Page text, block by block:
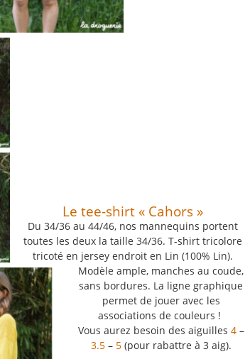
Le tee-shirt « Cahors »
Du 34/36 au 44/46, nos mannequins portent
toutes les deux la taille 34/36. T-shirt tricolore
tricoté en jersey endroit en Lin (100% Lin).
Modèle ample, manches au coude,
sans bordures. La ligne graphique
permet de jouer avec les
associations de couleurs !
Vous aurez besoin des aiguilles 4–
3.5– 5(pour rabattre à 3 aig).